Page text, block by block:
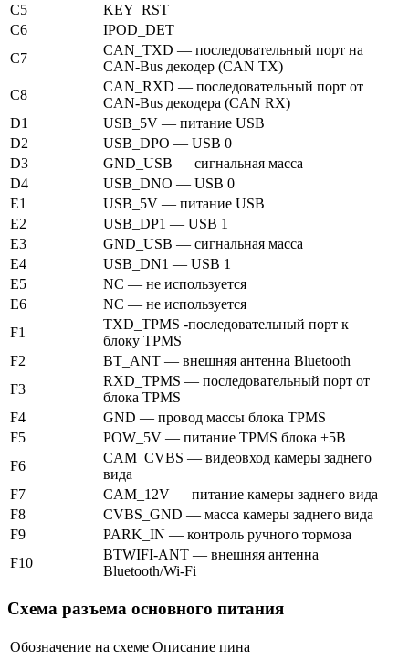
C5
KEY_RST
C6
IPOD_DET
C7
CAN_TXD — последовательный порт на
CAN-Bus декодер (CAN TX)
C8
CAN_RXD — последовательный порт от
CAN-Bus декодера (CAN RX)
D1
USB_5V — питание USB
D2
USB_DPO — USB 0
D3
GND_USB — сигнальная масса
D4
USB_DNO — USB 0
E1
USB_5V — питание USB
E2
USB_DP1 — USB 1
E3
GND_USB — сигнальная масса
E4
USB_DN1 — USB 1
E5
NC — не используется
E6
NC — не используется
F1
TXD_TPMS -последовательный порт к
блоку TPMS
F2
BT_ANT — внешняя антенна Bluetooth
F3
RXD_TPMS — последовательный порт от
блока TPMS
F4
GND — провод массы блока TPMS
F5
POW_5V — питание TPMS блока +5В
F6
CAM_CVBS — видеовход камеры заднего
вида
F7
CAM_12V — питание камеры заднего вида
F8
CVBS_GND — масса камеры заднего вида
F9
PARK_IN — контроль ручного тормоза
F10
BTWIFI-ANT — внешняя антенна
Bluetooth/Wi-Fi
Схема разъема основного питания
Обозначение на схеме Описание пина